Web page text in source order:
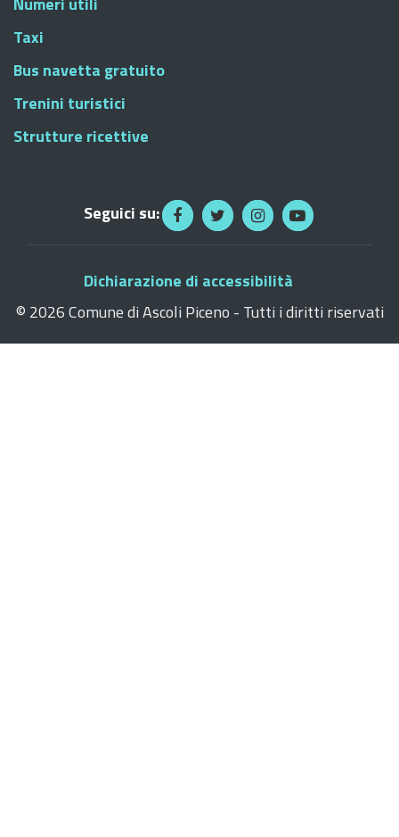
Taxi
Bus navetta gratuito
Trenini turistici
Strutture ricettive
Seguici su:
Dichiarazione di accessibilità
© 2026 Comune di Ascoli Piceno - Tutti i diritti riservati